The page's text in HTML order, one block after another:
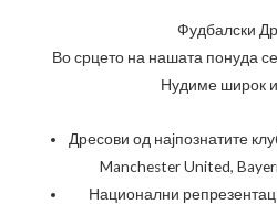
Фудбалски
Во срцето на нашата понуда
Нудиме широк
Дресови од најпознатите
Manchester United,
Национални